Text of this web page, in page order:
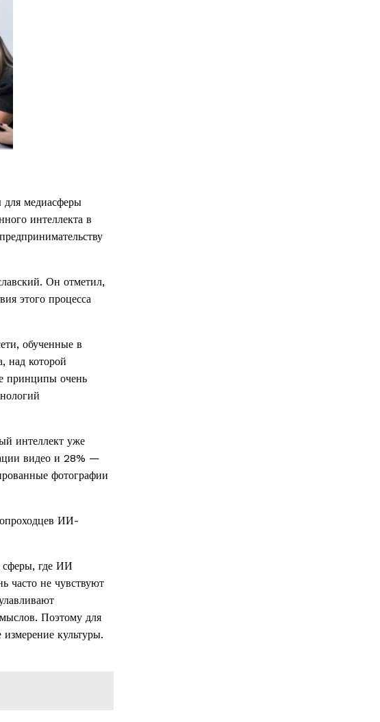
для медиасферы
интеллекта в
Он отметил,
этого процесса
обученные в
над которой
принципы очень
интеллект уже
видео и 28% —
фотографии
ИИ-
сферы, где ИИ
часто не чувствуют
Поэтому для
измерение культуры.